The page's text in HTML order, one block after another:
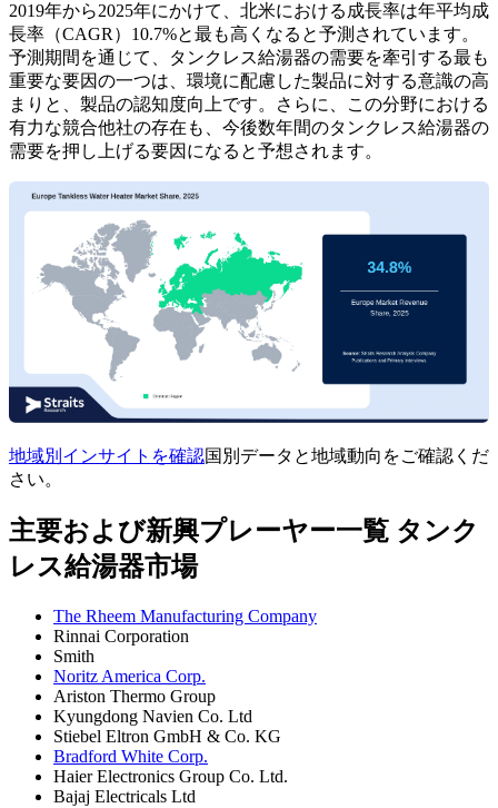
2019年から2025年にかけて、北米における成長率は年平均成
長率（CAGR）10.7%と最も高くなると予測されています。
予測期間を通じて、タンクレス給湯器の需要を牽引する最も
重要な要因の一つは、環境に配慮した製品に対する意識の高
まりと、製品の認知度向上です。さらに、この分野における
有力な競合他社の存在も、今後数年間のタンクレス給湯器の
需要を押し上げる要因になると予想されます。
地域別インサイトを確認国別データと地域動向をご確認くだ
さい。
主要および新興プレーヤー一覧 タンク
レス給湯器市場
The Rheem Manufacturing Company
Rinnai Corporation
Smith
Noritz America Corp.
Ariston Thermo Group
Kyungdong Navien Co. Ltd
Stiebel Eltron GmbH & Co. KG
Bradford White Corp.
Haier Electronics Group Co. Ltd.
Bajaj Electricals Ltd